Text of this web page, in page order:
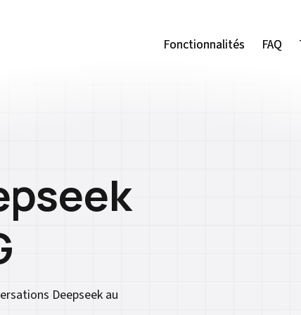
Fonctionnalités FAQ
Fonctionnalités FAQ
Deepseek au